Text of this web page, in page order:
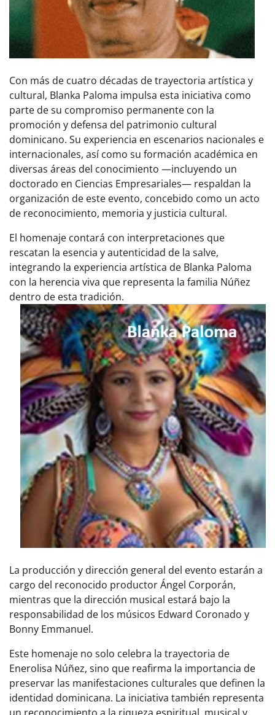
Con más de cuatro décadas de trayectoria artística y
cultural, Blanka Paloma impulsa esta iniciativa como
parte de su compromiso permanente con la
promoción y defensa del patrimonio cultural
dominicano. Su experiencia en escenarios nacionales e
internacionales, así como su formación académica en
diversas áreas del conocimiento —incluyendo un
doctorado en Ciencias Empresariales— respaldan la
organización de este evento, concebido como un acto
de reconocimiento, memoria y justicia cultural.
El homenaje contará con interpretaciones que
rescatan la esencia y autenticidad de la salve,
integrando la experiencia artística de Blanka Paloma
con la herencia viva que representa la familia Núñez
dentro de esta tradición.
La producción y dirección general del evento estarán a
cargo del reconocido productor Ángel Corporán,
mientras que la dirección musical estará bajo la
responsabilidad de los músicos Edward Coronado y
Bonny Emmanuel.
Este homenaje no solo celebra la trayectoria de
Enerolisa Núñez, sino que reafirma la importancia de
preservar las manifestaciones culturales que definen la
identidad dominicana. La iniciativa también representa